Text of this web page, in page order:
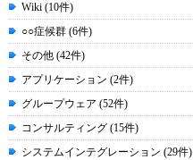
Wiki (10件)
○○症候群 (6件)
その他 (42件)
アプリケーション (2件)
グループウェア (52件)
コンサルティング (15件)
システムインテグレーション (29件)